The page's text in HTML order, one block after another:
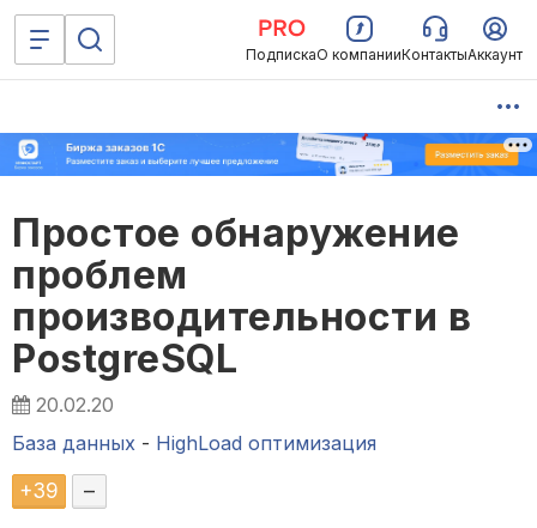
ПодпискаО компанииКонтактыАккаунт
Простое обнаружение
проблем
производительности в
PostgreSQL
20.02.20
База данных - HighLoad оптимизация
+39 –